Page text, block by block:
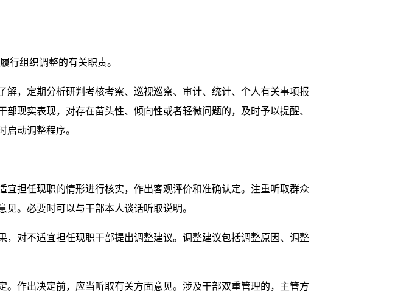
组织调整的有关职责。
，定期分析研判考核考察、巡视巡察、审计、统计、个人有关事项报
现实表现，对存在苗头性、倾向性或者轻微问题的，及时予以提醒、
动调整程序。
担任现职的情形进行核实，作出客观评价和准确认定。注重听取群众
。必要时可以与干部本人谈话听取说明。
对不适宜担任现职干部提出调整建议。调整建议包括调整原因、调整
作出决定前，应当听取有关方面意见。涉及干部双重管理的，主管方